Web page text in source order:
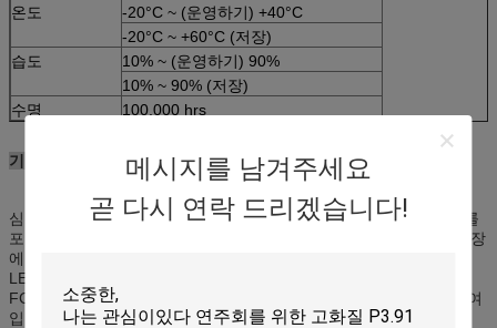
메시지를 남겨주세요
곧 다시 연락 드리겠습니다!
온도
-20°C ~ (운영하기) +40°C
-20°C ~ +60°C (저장)
습도
10% ~ (운영하기) 90%
10% ~ 90% (저장)
수명
100,000 hrs
기업 정보
심천 KAILITE OPTELECTRONIC Co., 주식 회사는 LED 교통 전시를
포함하여 발광 다이오드 표시 제품의 연구 및 개발, 디자인, 생성, 시장
에 내놓고는 및 설계를 전문화한 지도한 산업에 있는 주요한 기업,
LED 유가 전시, LED 닫집 빛 등입니다. 우리의 제품은 전부 세륨,
FCC, ROHS의 ISO9001 증명서를 가진 미국과 유럽 기준과 일치하여
입니다.